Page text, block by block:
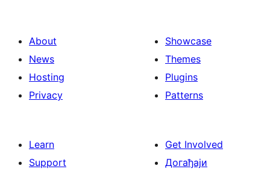
About
News
Hosting
Privacy
Showcase
Themes
Plugins
Patterns
Learn
Support
Get Involved
Догађаји